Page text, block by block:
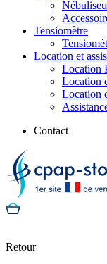
Tensiomètre
Location et
Location
Location
Location
Contact
Retour